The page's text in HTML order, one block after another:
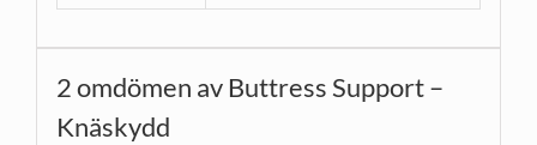
2 omdömen av Buttress Support –
Knäskydd